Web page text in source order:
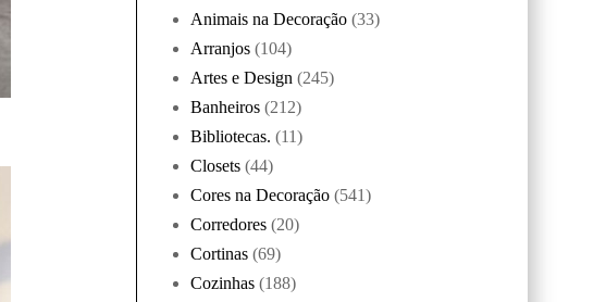
Animais na Decoração (33)
Arranjos (104)
Artes e Design (245)
Banheiros (212)
Bibliotecas. (11)
Closets (44)
Cores na Decoração (541)
Corredores (20)
Cortinas (69)
Cozinhas (188)